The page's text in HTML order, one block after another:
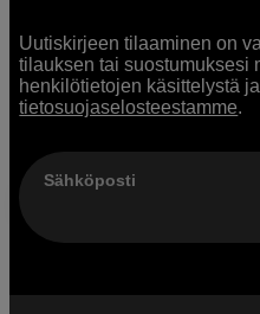
Uutiskirjeen tilaaminen on
tilauksen tai suostumuksesi
henkilötietojen käsittelystä
tietosuojaselosteestamme.
Sähköposti